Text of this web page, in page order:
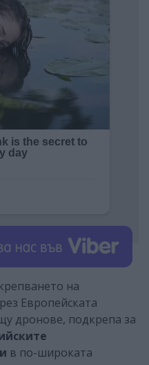
на
Европейската
дронове, подкрепа за
в по-широката